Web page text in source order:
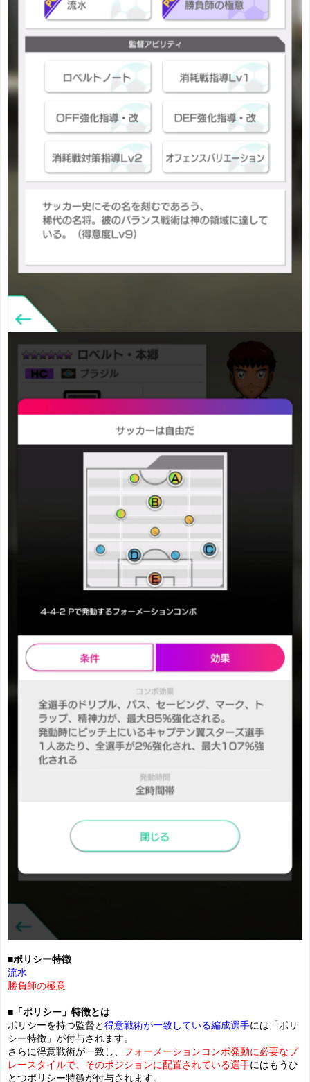
■ポリシー特徴
流水
勝負師の極意
■「ポリシー」特徴とは
ポリシーを持つ監督と得意戦術が一致している編成選手には「ポリ
シー特徴」が付与されます。
さらに得意戦術が一致し、 フォーメーションコンボ発動に必要なプ
レースタイルで、そのポジションに配置されている選手にはもうひ
とつポリシー特徴が付与されます。